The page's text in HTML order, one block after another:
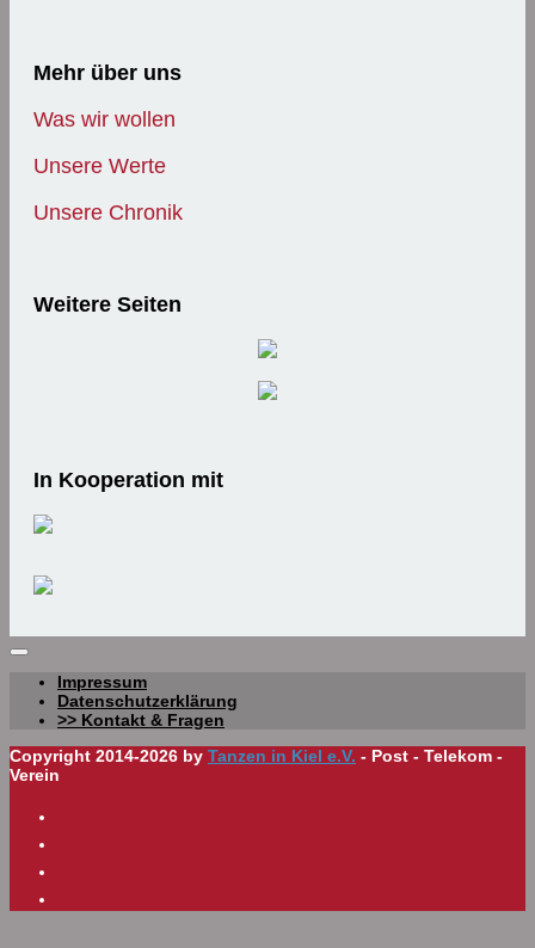
Mehr über uns
Was wir wollen
Unsere Werte
Unsere Chronik
Weitere Seiten
In Kooperation mit
Impressum
Datenschutzerklärung
>> Kontakt & Fragen
Copyright 2014-2026 by Tanzen in Kiel e.V. - Post - Telekom -
Verein